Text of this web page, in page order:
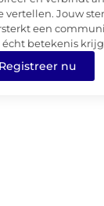
vertellen. Jouw
een
écht betekenis
Registreer nu